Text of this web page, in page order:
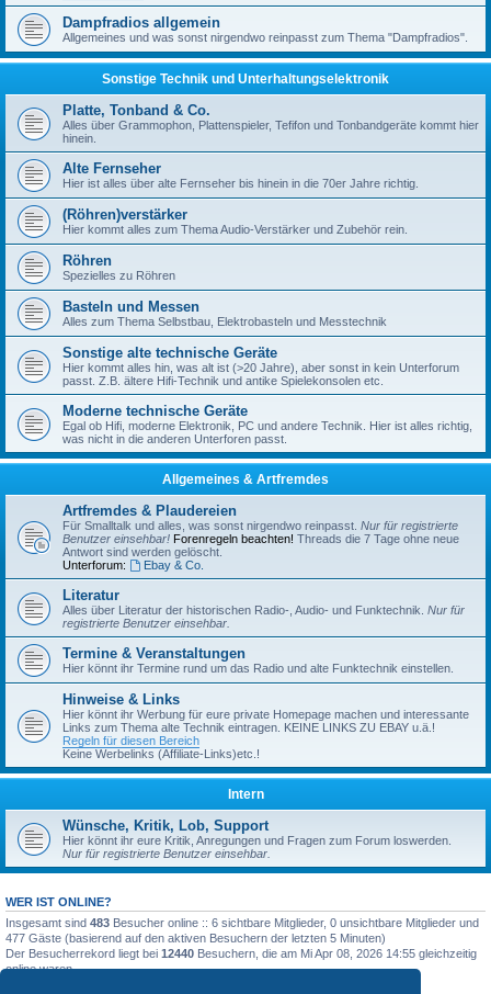
Dampfradios allgemein
Allgemeines und was sonst nirgendwo reinpasst zum Thema "Dampfradios".
Sonstige Technik und Unterhaltungselektronik
Platte, Tonband & Co.
Alles über Grammophon, Plattenspieler, Tefifon und Tonbandgeräte kommt hier
hinein.
Alte Fernseher
Hier ist alles über alte Fernseher bis hinein in die 70er Jahre richtig.
(Röhren)verstärker
Hier kommt alles zum Thema Audio-Verstärker und Zubehör rein.
Röhren
Spezielles zu Röhren
Basteln und Messen
Alles zum Thema Selbstbau, Elektrobasteln und Messtechnik
Sonstige alte technische Geräte
Hier kommt alles hin, was alt ist (>20 Jahre), aber sonst in kein Unterforum
passt. Z.B. ältere Hifi-Technik und antike Spielekonsolen etc.
Moderne technische Geräte
Egal ob Hifi, moderne Elektronik, PC und andere Technik. Hier ist alles richtig,
was nicht in die anderen Unterforen passt.
Allgemeines & Artfremdes
Artfremdes & Plaudereien
Für Smalltalk und alles, was sonst nirgendwo reinpasst. Nur für registrierte
Benutzer einsehbar! Forenregeln beachten! Threads die 7 Tage ohne neue
Antwort sind werden gelöscht.
Unterforum:
Ebay & Co.
Literatur
Alles über Literatur der historischen Radio-, Audio- und Funktechnik. Nur für
registrierte Benutzer einsehbar.
Termine & Veranstaltungen
Hier könnt ihr Termine rund um das Radio und alte Funktechnik einstellen.
Hinweise & Links
Hier könnt ihr Werbung für eure private Homepage machen und interessante
Links zum Thema alte Technik eintragen. KEINE LINKS ZU EBAY u.ä.!
Regeln für diesen Bereich
Keine Werbelinks (Affiliate-Links)etc.!
Intern
Wünsche, Kritik, Lob, Support
Hier könnt ihr eure Kritik, Anregungen und Fragen zum Forum loswerden.
Nur für registrierte Benutzer einsehbar.
WER IST ONLINE?
Insgesamt sind 483 Besucher online :: 6 sichtbare Mitglieder, 0 unsichtbare Mitglieder und
477 Gäste (basierend auf den aktiven Besuchern der letzten 5 Minuten)
Der Besucherrekord liegt bei 12440 Besuchern, die am Mi Apr 08, 2026 14:55 gleichzeitig
online waren.